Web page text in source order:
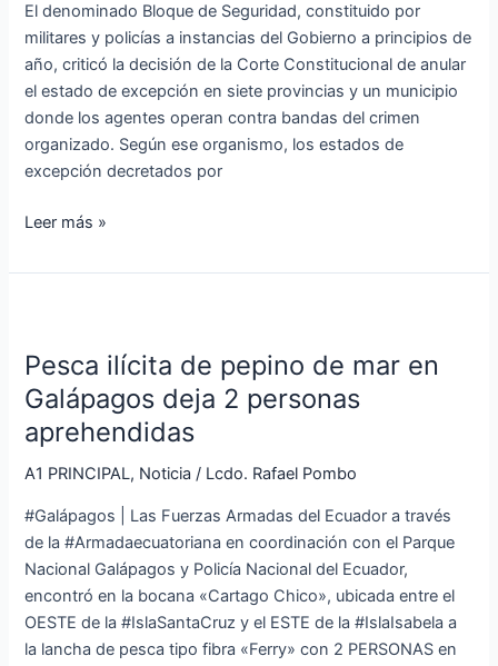
El denominado Bloque de Seguridad, constituido por
militares y policías a instancias del Gobierno a principios de
año, criticó la decisión de la Corte Constitucional de anular
el estado de excepción en siete provincias y un municipio
donde los agentes operan contra bandas del crimen
organizado. Según ese organismo, los estados de
excepción decretados por
por
anular
estado
de
excepción
Leer más »
Pesca ilícita de pepino de mar en
Galápagos deja 2 personas
aprehendidas
A1 PRINCIPAL, Noticia / Lcdo. Rafael Pombo
#Galápagos | Las Fuerzas Armadas del Ecuador a través
de la #Armadaecuatoriana en coordinación con el Parque
Nacional Galápagos y Policía Nacional del Ecuador,
encontró en la bocana «Cartago Chico», ubicada entre el
OESTE de la #IslaSantaCruz y el ESTE de la #IslaIsabela a
la lancha de pesca tipo fibra «Ferry» con 2 PERSONAS en
de
pepino
mar
en
deja
2
personas
aprehendidas